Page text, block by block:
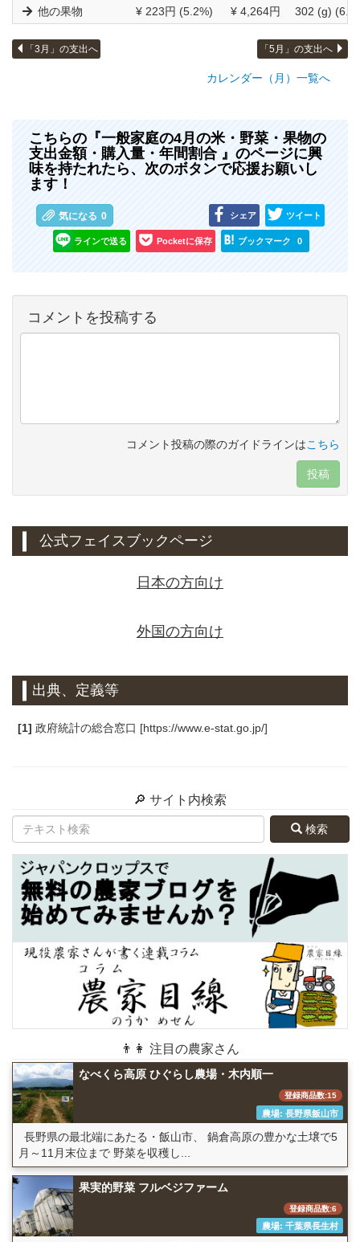
他の果物 ¥ 223円 (5.2%) ¥ 4,264円 302 (g)
「3月」の支出へ 「5月」の支出へ
カレンダー（月）一覧へ
こちらの『一般家庭の4月の米・野菜・果物の
支出金額・購入量・年間割合 』のページに興
味を持たれたら、次のボタンで応援お願いし
ます！
気になる 0 シェア ツイート
ラインで送る Pocketに保存 ブックマーク 0
コメントを投稿する
コメント投稿の際のガイドラインはこちら
投稿
公式フェイスブックページ
日本の方向け
外国の方向け
出典、定義等
[1] 政府統計の総合窓口 [https://www.e-stat.go.jp/]
🔎 サイト内検索
検索
👨👩 注目の農家さん
なべくら高原 ひぐらし農場・木内順一
登録商品数:15
農場: 長野県飯山市
長野県の最北端にあたる・飯山市、 鍋倉高原の豊かな土壌で5
月～11月末位まで 野菜を収穫し...
果実的野菜 フルベジファーム
登録商品数:6
農場: 千葉県長生村